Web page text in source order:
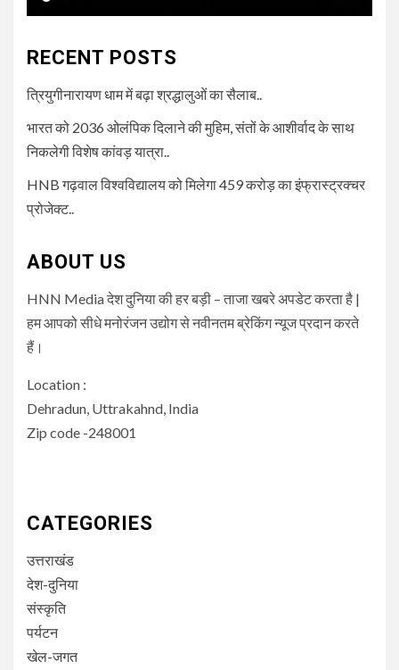
RECENT POSTS
त्रियुगीनारायण धाम में बढ़ा श्रद्धालुओं का सैलाब..
भारत को 2036 ओलंपिक दिलाने की मुहिम, संतों के आशीर्वाद के साथ
निकलेगी विशेष कांवड़ यात्रा..
HNB गढ़वाल विश्वविद्यालय को मिलेगा 459 करोड़ का इंफ्रास्ट्रक्चर
प्रोजेक्ट..
ABOUT US
HNN Media देश दुनिया की हर बड़ी – ताजा खबरे अपडेट करता है |
हम आपको सीधे मनोरंजन उद्योग से नवीनतम ब्रेकिंग न्यूज प्रदान करते
हैं।
Location :
Dehradun, Uttrakahnd, India
Zip code -248001
CATEGORIES
उत्तराखंड
देश-दुनिया
संस्कृति
पर्यटन
खेल-जगत